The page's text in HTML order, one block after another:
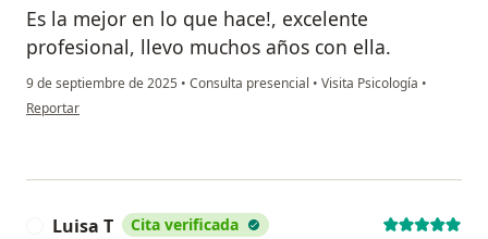
Es la mejor en lo que hace!, excelente
profesional, llevo muchos años con ella.
9 de septiembre de 2025 • Consulta presencial • Visita Psicología •
en opinión del usuario Valentina Mora
Reportar
Luisa T Cita verificada